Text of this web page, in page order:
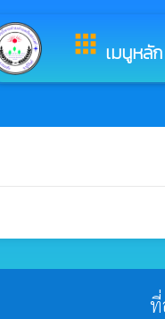
apps เมนูหลัก